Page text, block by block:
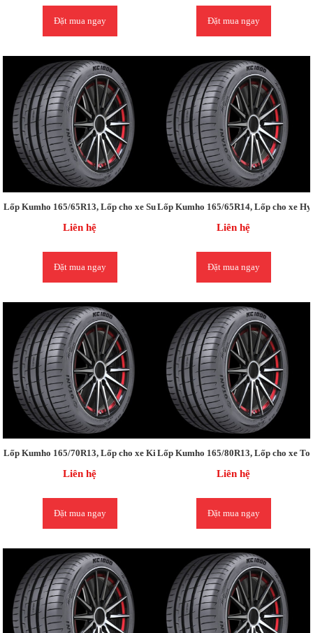
Đặt mua ngay Đặt mua ngay
Lốp Kumho 165/65R13, Lốp cho xe Suzuki WAGON R / Matiz (old) / KIA
Liên hệ
Đặt mua ngay
Lốp Kumho 165/65R14, Lốp cho xe
Liên hệ
Đặt mua ngay
Lốp Kumho 165/70R13, Lốp cho xe Kia PICANTO / Vinaxuki
Liên hệ
Đặt mua ngay
Lốp Kumho 165/80R13, Lốp cho xe
Liên hệ
Đặt mua ngay